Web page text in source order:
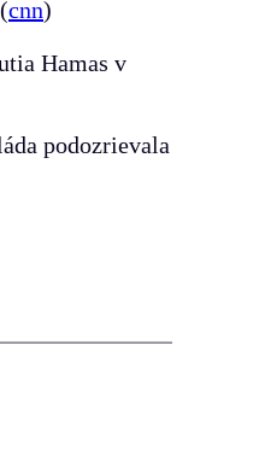
cnn)
Hamas v
podozrievala